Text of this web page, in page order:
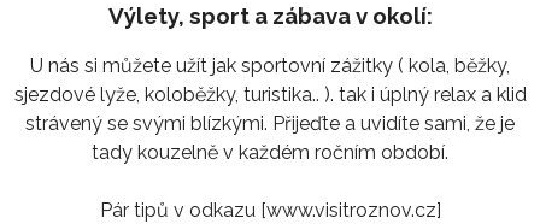
Výlety, sport a zábava v okolí:
U nás si můžete užít jak sportovní zážitky ( kola, běžky,
sjezdové lyže, koloběžky, turistika.. ). tak i úplný relax a klid
strávený se svými blízkými. Přijeďte a uvidíte sami, že je
tady kouzelně v každém ročním období.
Pár tipů v odkazu [www.visitroznov.cz]